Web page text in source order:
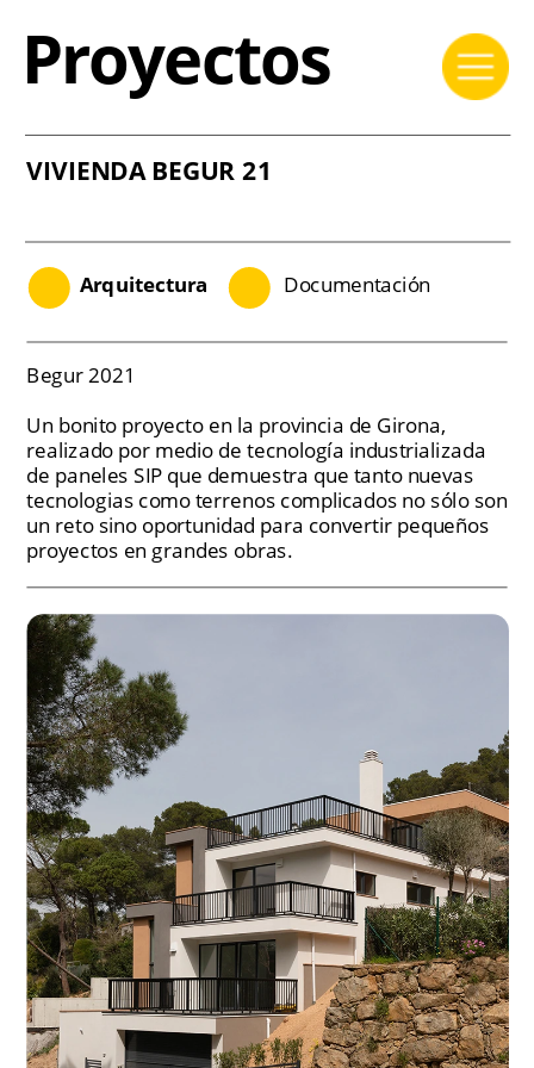
Proyectos
VIVIENDA BEGUR 21
Arquitectura Documentación
Begur 2021
Un bonito proyecto en la provincia de Girona,
realizado por medio de tecnología industrializada
de paneles SIP que demuestra que tanto nuevas
tecnologias como terrenos complicados no sólo son
un reto sino oportunidad para convertir pequeños
proyectos en grandes obras.